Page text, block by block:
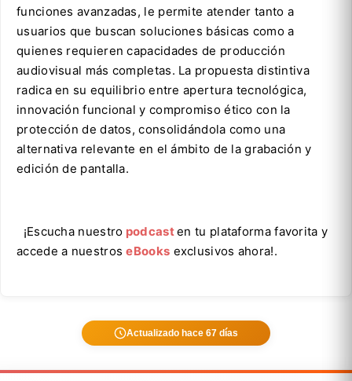
funciones avanzadas, le permite atender tanto a
usuarios que buscan soluciones básicas como a
quienes requieren capacidades de producción
audiovisual más completas. La propuesta distintiva
radica en su equilibrio entre apertura tecnológica,
innovación funcional y compromiso ético con la
protección de datos, consolidándola como una
alternativa relevante en el ámbito de la grabación y
edición de pantalla.
¡Escucha nuestro podcasten tu plataforma favorita y
accede a nuestroseBooks exclusivos ahora!.
Actualizado hace 67 días